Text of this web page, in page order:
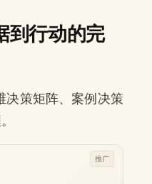
到行动的完
决策矩阵、案例决策
推广